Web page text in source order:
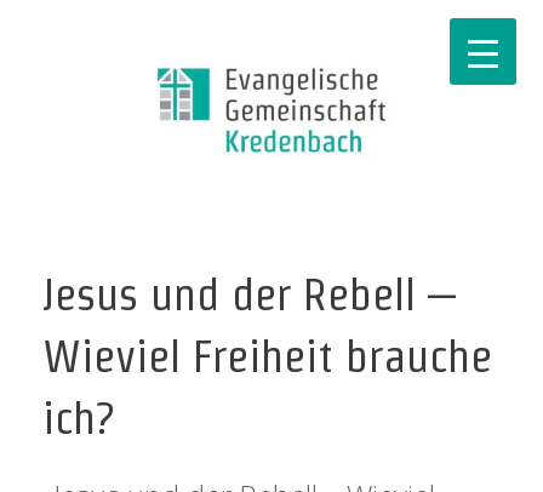
Jesus und der Rebell –
Wieviel Freiheit brauche
ich?